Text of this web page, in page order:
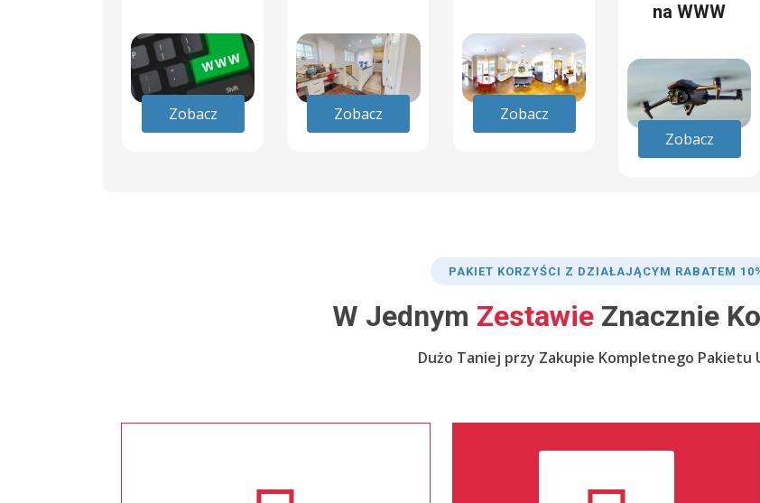
Zobacz Zobacz Zobacz
na WWW
Zobacz
PAKIET KORZYŚCI Z DZIAŁAJĄCYM RABATEM
W Jednym ZestawieZnacznie
Dużo Taniej przy Zakupie Kompletnego Pakietu